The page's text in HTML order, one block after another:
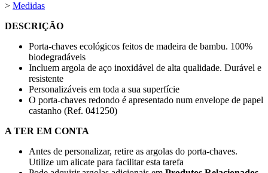
> Medidas
DESCRIÇÃO
Porta-chaves ecológicos feitos de madeira de bambu. 100%
biodegradáveis
Incluem argola de aço inoxidável de alta qualidade. Durável e
resistente
Personalizáveis em toda a sua superfície
O porta-chaves redondo é apresentado num envelope de papel
castanho (Ref. 041250)
A TER EM CONTA
Antes de personalizar, retire as argolas do porta-chaves.
Utilize um alicate para facilitar esta tarefa